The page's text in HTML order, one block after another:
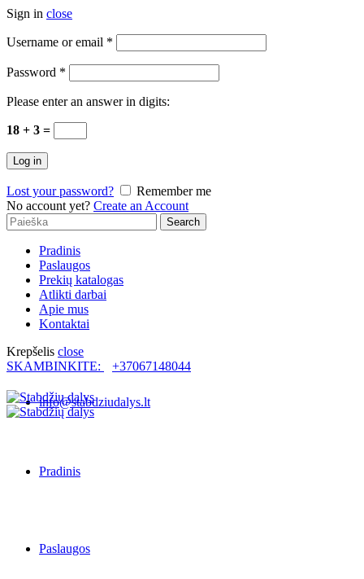
Sign in close
Username or email *
Password *
Please enter an answer in digits:
18 + 3 =
Log in
Lost your password?
Remember me
No account yet? Create an Account
Search
for:
Search
Pradinis
Paslaugos
Prekių katalogas
Atlikti darbai
Apie mus
Kontaktai
Krepšelis close
SKAMBINKITE:
+37067148044
info@stabdziudalys.lt
Pradinis
Paslaugos